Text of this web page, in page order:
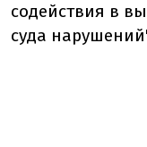
содействия в
суда